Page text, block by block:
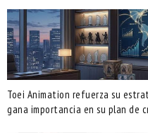
Toei Animation refuerza su
gana importancia en su plan de